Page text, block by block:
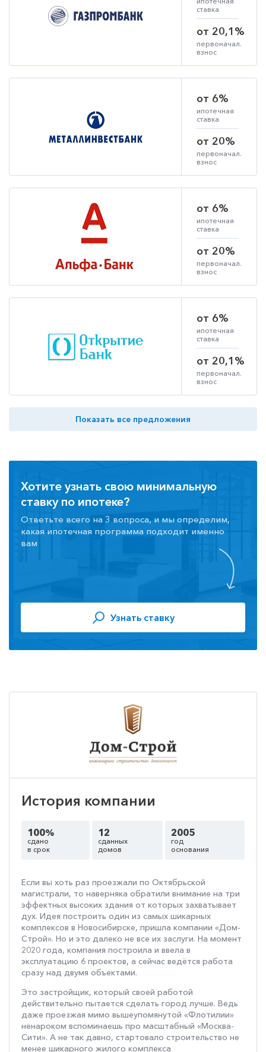
ставка
от 20,1%
первоначал.
взнос
от 6%
ипотечная
ставка
от 20%
первоначал.
взнос
от 6%
ипотечная
ставка
от 20%
первоначал.
взнос
от 6%
ипотечная
ставка
от 20,1%
первоначал.
взнос
Показать все предложения
Хотите узнать свою минимальную
ставку по ипотеке?
Ответьте всего на 3 вопроса, и мы определим,
какая ипотечная программа подходит именно
вам
Узнать ставку
История компании
100%
сдано
в срок
12
сданных
домов
2005
год
основания
Если вы хоть раз проезжали по Октябрьской
магистрали, то наверняка обратили внимание на три
эффектных высоких здания от которых захватывает
дух. Идея построить один из самых шикарных
комплексов в Новосибирске, пришла компании «Дом-
Строй». Но и это далеко не все их заслуги. На момент
2020 года, компания построила и ввела в
эксплуатацию 6 проектов, а сейчас ведётся работа
сразу над двумя объектами.
Это застройщик, который своей работой
действительно пытается сделать город лучше. Ведь
даже проезжая мимо вышеупомянутой «Флотилии»
ненароком вспоминаешь про масштабный «Москва-
Сити». А не так давно, стартовало строительство не
менее шикарного жилого комплекса